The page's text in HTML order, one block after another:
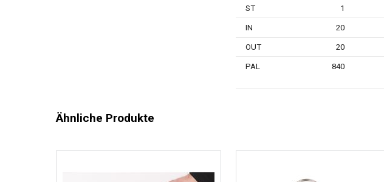
ST 1
IN 20
OUT 20
PAL 840
Ähnliche Produkte